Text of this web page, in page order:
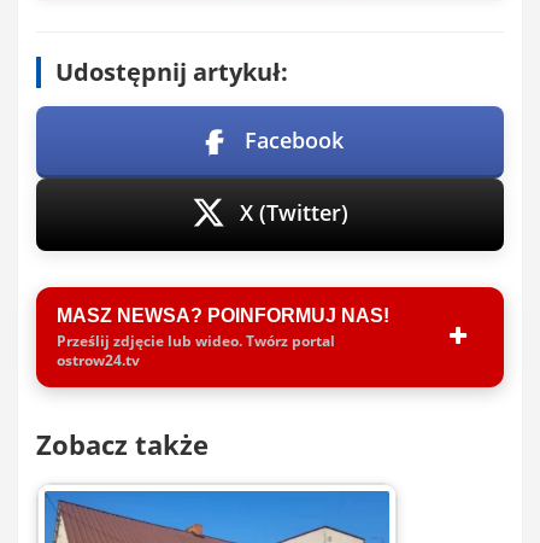
Udostępnij artykuł:
Facebook
X (Twitter)
MASZ NEWSA? POINFORMUJ NAS!
Prześlij zdjęcie lub wideo. Twórz portal
ostrow24.tv
Zobacz także